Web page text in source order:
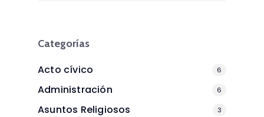
Categorías
Acto cívico 6
Administración 6
Asuntos Religiosos 3